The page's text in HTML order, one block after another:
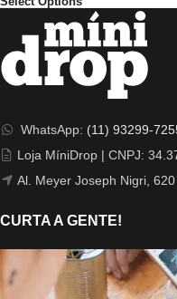
WhatsApp: (11) 93299-
Loja MíniDrop | CNPJ:
Al. Meyer Joseph Nigri,
CURTA A GENTE!